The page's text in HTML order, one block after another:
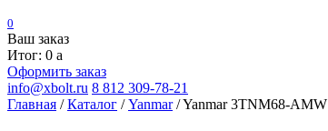
0
Ваш заказ
Итог: 0 a
Оформить заказ
info@xbolt.ru 8 812 309-78-21
Главная /Каталог /Yanmar/Yanmar 3TNM68-AMW